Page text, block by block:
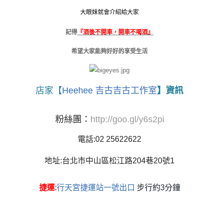
大眼妹就會介紹給大家
記得 『酒後不開車，開車不喝酒』
希望大家能夠好好的享受生活
店家【Heehee 吉古吉古工作室】資訊
粉絲團： http://goo.gl/y6s2pi
電話:02 25622622
地址:台北市中山區松江路204巷20號1
捷運:行天宮捷運站一號出口 步行約3分鐘